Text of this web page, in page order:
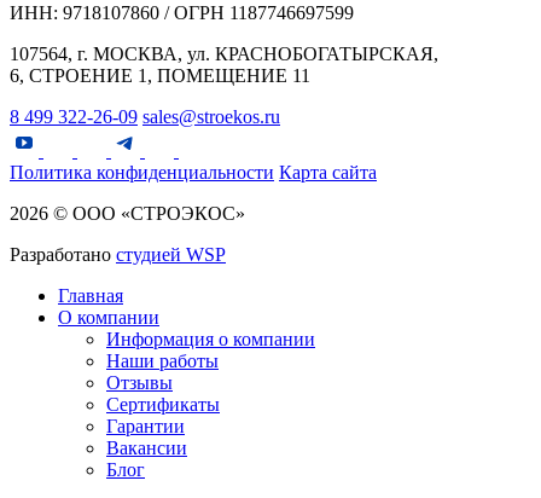
ИНН: 9718107860 / ОГРН 1187746697599
107564, г. МОСКВА, ул. КРАСНОБОГАТЫРСКАЯ,
6, СТРОЕНИЕ 1, ПОМЕЩЕНИЕ 11
8 499 322-26-09 sales@stroekos.ru
Политика конфиденциальности Карта сайта
2026 © ООО «СТРОЭКОС»
Разработано студией WSP
Главная
О компании
Информация о компании
Наши работы
Отзывы
Сертификаты
Гарантии
Вакансии
Блог